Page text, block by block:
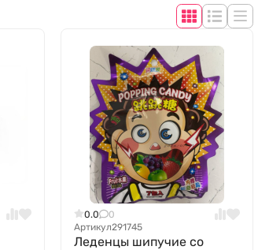
0.0
0
Артикул291745
Леденцы шипучие со